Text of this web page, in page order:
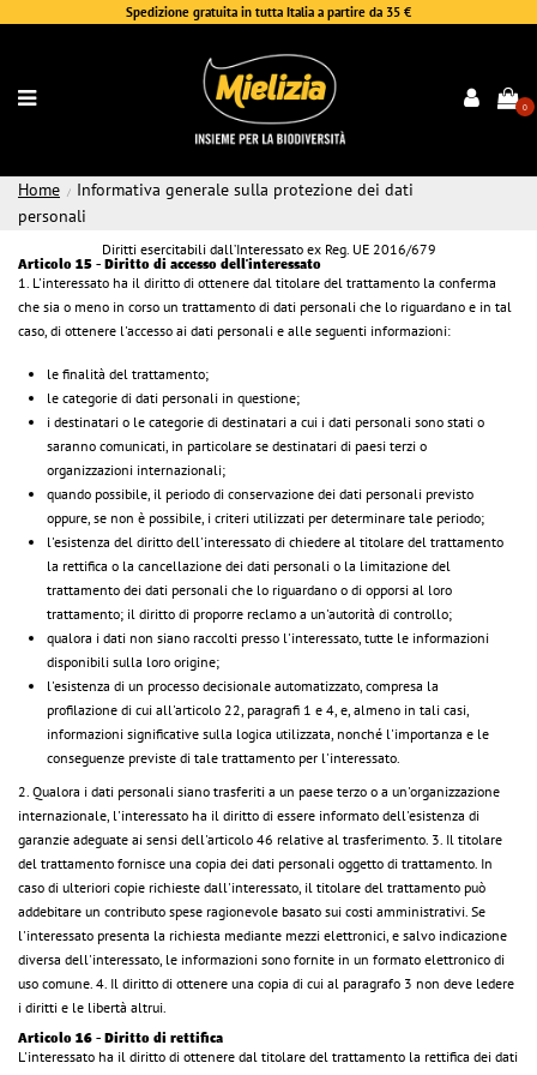
Spedizione gratuita in tutta Italia a partire da 35 €
0
Home
Informativa generale sulla protezione dei dati
personali
Diritti esercitabili dall’Interessato ex Reg. UE 2016/679
Articolo 15 - Diritto di accesso dell'interessato
1. L'interessato ha il diritto di ottenere dal titolare del trattamento la conferma
che sia o meno in corso un trattamento di dati personali che lo riguardano e in tal
caso, di ottenere l'accesso ai dati personali e alle seguenti informazioni:
le finalità del trattamento;
le categorie di dati personali in questione;
i destinatari o le categorie di destinatari a cui i dati personali sono stati o
saranno comunicati, in particolare se destinatari di paesi terzi o
organizzazioni internazionali;
quando possibile, il periodo di conservazione dei dati personali previsto
oppure, se non è possibile, i criteri utilizzati per determinare tale periodo;
l'esistenza del diritto dell'interessato di chiedere al titolare del trattamento
la rettifica o la cancellazione dei dati personali o la limitazione del
trattamento dei dati personali che lo riguardano o di opporsi al loro
trattamento; il diritto di proporre reclamo a un'autorità di controllo;
qualora i dati non siano raccolti presso l'interessato, tutte le informazioni
disponibili sulla loro origine;
l'esistenza di un processo decisionale automatizzato, compresa la
profilazione di cui all'articolo 22, paragrafi 1 e 4, e, almeno in tali casi,
informazioni significative sulla logica utilizzata, nonché l'importanza e le
conseguenze previste di tale trattamento per l'interessato.
2. Qualora i dati personali siano trasferiti a un paese terzo o a un'organizzazione
internazionale, l'interessato ha il diritto di essere informato dell'esistenza di
garanzie adeguate ai sensi dell'articolo 46 relative al trasferimento. 3. Il titolare
del trattamento fornisce una copia dei dati personali oggetto di trattamento. In
caso di ulteriori copie richieste dall'interessato, il titolare del trattamento può
addebitare un contributo spese ragionevole basato sui costi amministrativi. Se
l'interessato presenta la richiesta mediante mezzi elettronici, e salvo indicazione
diversa dell'interessato, le informazioni sono fornite in un formato elettronico di
uso comune. 4. Il diritto di ottenere una copia di cui al paragrafo 3 non deve ledere
i diritti e le libertà altrui.
Articolo 16 - Diritto di rettifica
L'interessato ha il diritto di ottenere dal titolare del trattamento la rettifica dei dati